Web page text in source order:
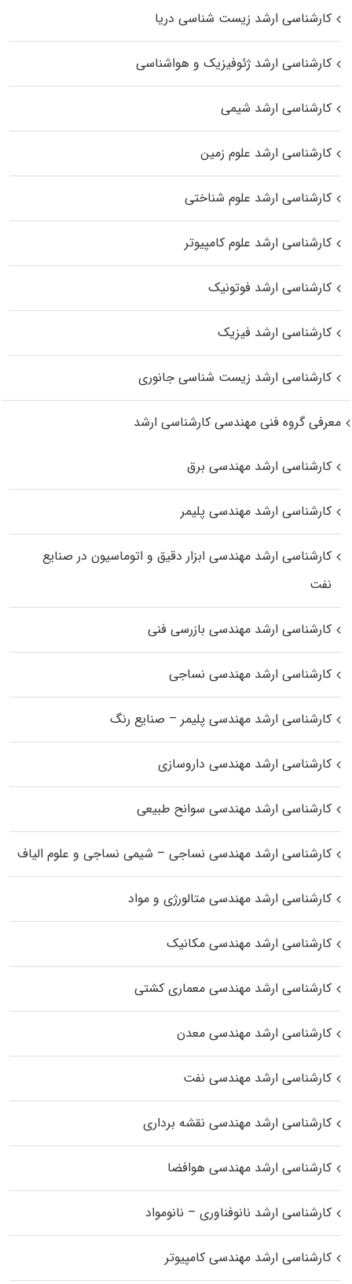
کارشناسی ارشد زیست‌ شناسی دریا
کارشناسی ارشد ژئوفیزیک و هواشناسی
کارشناسی ارشد شیمی
کارشناسی ارشد علوم زمین
کارشناسی ارشد علوم شناختی
کارشناسی ارشد علوم کامپیوتر
کارشناسی ارشد فوتونیک
کارشناسی ارشد فیزیک
کارشناسی ارشد زیست‌ شناسی جانوری
معرفی گروه فنی مهندسی کارشناسی ارشد
کارشناسی ارشد مهندسی برق
کارشناسی ارشد مهندسی پلیمر
کارشناسی ارشد مهندسی ابزار دقیق و اتوماسیون در صنایع
نفت
کارشناسی ارشد مهندسی بازرسی فنی
کارشناسی ارشد مهندسی نساجی
کارشناسی ارشد مهندسی پلیمر – صنایع رنگ
کارشناسی ارشد مهندسی داروسازی
کارشناسی ارشد مهندسی سوانح طبیعی
کارشناسی ارشد مهندسی نساجی – شیمی نساجی و علوم الیاف
کارشناسی ارشد مهندسی متالورژی و مواد
کارشناسی ارشد مهندسی مکانیک
کارشناسی ارشد مهندسی معماری کشتی
کارشناسی ارشد مهندسی معدن
کارشناسی ارشد مهندسی نفت
کارشناسی ارشد مهندسی نقشه برداری
کارشناسی ارشد مهندسی هوافضا
کارشناسی ارشد نانوفناوری – نانومواد
کارشناسی ارشد مهندسی کامپیوتر